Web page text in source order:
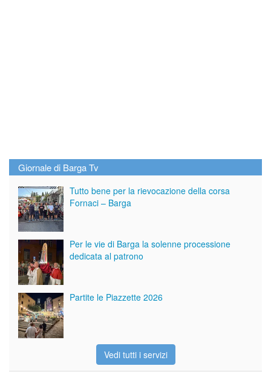
Giornale di Barga Tv
Tutto bene per la rievocazione della corsa
Fornaci – Barga
Per le vie di Barga la solenne processione
dedicata al patrono
Partite le Piazzette 2026
Vedi tutti i servizi